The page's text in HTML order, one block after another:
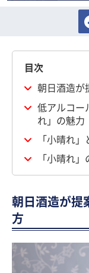
目次
朝日酒造が
低アルコー
れ」の魅力
「小晴れ
「小晴れ
朝日酒造が提
方